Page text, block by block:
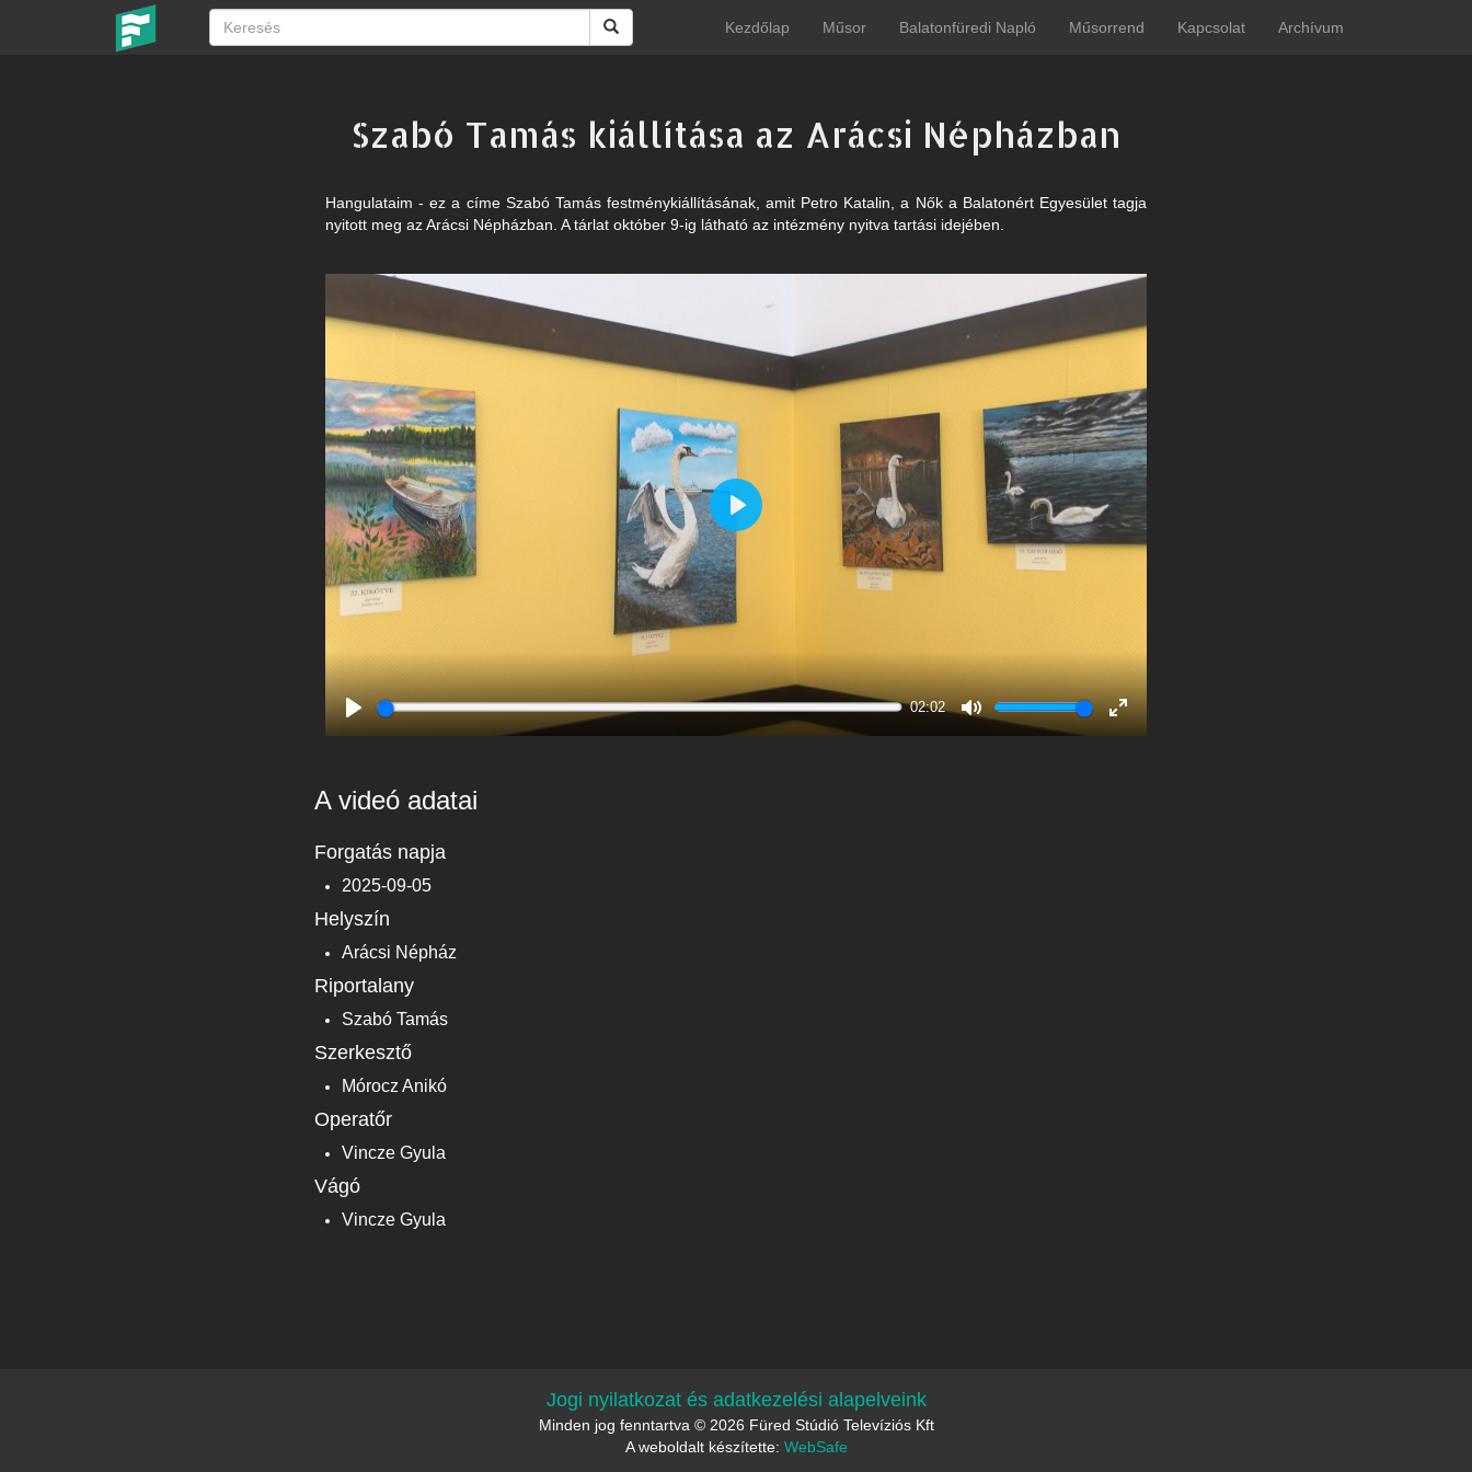
Kezdőlap Műsor Balatonfüredi Napló Műsorrend Kapcsolat Archívum
Szabó Tamás kiállítása az Arácsi Népházban
Hangulataim - ez a címe Szabó Tamás festménykiállításának, amit Petro Katalin, a Nők a Balatonért Egyesület tagja
nyitott meg az Arácsi Népházban. A tárlat október 9-ig látható az intézmény nyitva tartási idejében.
02:02
Play
A videó adatai
Forgatás napja
2025-09-05
Helyszín
Arácsi Népház
Riportalany
Szabó Tamás
Szerkesztő
Mórocz Anikó
Operatőr
Vincze Gyula
Vágó
Vincze Gyula
Jogi nyilatkozat és adatkezelési alapelveink
Minden jog fenntartva © 2026 Füred Stúdió Televíziós Kft
A weboldalt készítette: WebSafe